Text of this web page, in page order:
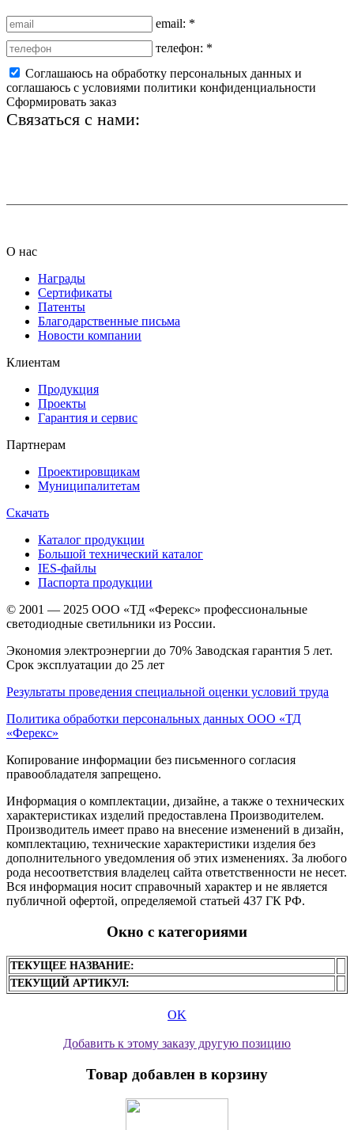
email: *
телефон: *
Соглашаюсь на обработку персональных данных и
соглашаюсь с условиями политики конфиденциальности
Сформировать заказ
Связаться с нами:
О нас
Награды
Сертификаты
Патенты
Благодарственные письма
Новости компании
Клиентам
Продукция
Проекты
Гарантия и сервис
Партнерам
Проектировщикам
Муниципалитетам
Скачать
Каталог продукции
Большой технический каталог
IES-файлы
Паспорта продукции
© 2001 — 2025 ООО «ТД «Ферекс» профессиональные
светодиодные светильники из России.
Экономия электроэнергии до 70% Заводская гарантия 5 лет.
Срок эксплуатации до 25 лет
Результаты проведения специальной оценки условий труда
Политика обработки персональных данных ООО «ТД
«Ферекс»
Копирование информации без письменного согласия
правообладателя запрещено.
Информация о комплектации, дизайне, а также о технических
характеристиках изделий предоставлена Производителем.
Производитель имеет право на внесение изменений в дизайн,
комплектацию, технические характеристики изделия без
дополнительного уведомления об этих изменениях. За любого
рода несоответствия владелец сайта ответственности не несет.
Вся информация носит справочный характер и не является
публичной офертой, определяемой статьей 437 ГК РФ.
Окно с категориями
ТЕКУЩЕЕ НАЗВАНИЕ:
ТЕКУЩИЙ АРТИКУЛ:
OK
Добавить к этому заказу другую позицию
Товар добавлен в корзину